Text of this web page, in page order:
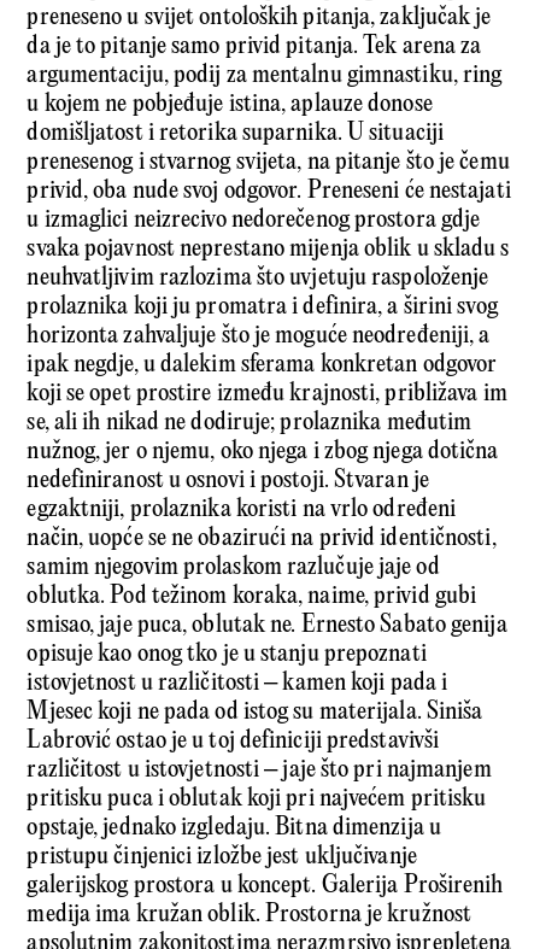
preneseno u svijet ontoloških pitanja, zaključak je
da je to pitanje samo privid pitanja. Tek arena za
argumentaciju, podij za mentalnu gimnastiku, ring
u kojem ne pobjeđuje istina, aplauze donose
domišljatost i retorika suparnika. U situaciji
prenesenog i stvarnog svijeta, na pitanje što je čemu
privid, oba nude svoj odgovor. Preneseni će nestajati
u izmaglici neizrecivo nedorečenog prostora gdje
svaka pojavnost neprestano mijenja oblik u skladu s
neuhvatljivim razlozima što uvjetuju raspoloženje
prolaznika koji ju promatra i definira, a širini svog
horizonta zahvaljuje što je moguće neodređeniji, a
ipak negdje, u dalekim sferama konkretan odgovor
koji se opet prostire između krajnosti, približava im
se, ali ih nikad ne dodiruje; prolaznika međutim
nužnog, jer o njemu, oko njega i zbog njega dotična
nedefiniranost u osnovi i postoji. Stvaran je
egzaktniji, prolaznika koristi na vrlo određeni
način, uopće se ne obazirući na privid identičnosti,
samim njegovim prolaskom razlučuje jaje od
oblutka. Pod težinom koraka, naime, privid gubi
smisao, jaje puca, oblutak ne. Ernesto Sabato genija
opisuje kao onog tko je u stanju prepoznati
istovjetnost u različitosti – kamen koji pada i
Mjesec koji ne pada od istog su materijala. Siniša
Labrović ostao je u toj definiciji predstavivši
različitost u istovjetnosti – jaje što pri najmanjem
pritisku puca i oblutak koji pri najvećem pritisku
opstaje, jednako izgledaju. Bitna dimenzija u
pristupu činjenici izložbe jest uključivanje
galerijskog prostora u koncept. Galerija Proširenih
medija ima kružan oblik. Prostorna je kružnost